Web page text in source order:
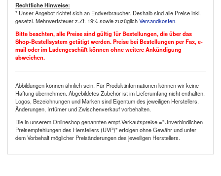
Rechtliche Hinweise:
* Unser Angebot richtet sich an Endverbraucher. Deshalb sind alle Preise inkl.
gesetzl. Mehrwertsteuer z.Zt. 19% sowie zuzüglichVersandkosten.
Bitte beachten, alle Preise sind gültig für Bestellungen, die über das
Shop-Bestellsystem getätigt werden. Preise bei Bestellungen per Fax, e-
mail oder im Ladengeschäft können ohne weitere Ankündigung
abweichen.
Abbildungen können ähnlich sein. Für Produktinformationen können wir keine
Haftung übernehmen. Abgebildetes Zubehör ist im Lieferumfang nicht enthalten.
Logos, Bezeichnungen und Marken sind Eigentum des jeweiligen Herstellers.
Änderungen, Irrtümer und Zwischenverkauf vorbehalten.
Die in unserem Onlineshop genannten empf.Verkaufspreise ="Unverbindlichen
Preisempfehlungen des Herstellers (UVP)" erfolgen ohne Gewähr und unter
dem Vorbehalt möglicher Preisänderungen des jeweiligen Herstellers.